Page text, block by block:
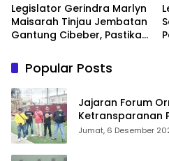
Legislator Gerindra Marlyn
Maisarah Tinjau Jembatan
Gantung Cibeber, Pastikan
Popular Posts
Jajaran Forum
Ketransparanan
Damkar Di
Jumat, 6 Desember